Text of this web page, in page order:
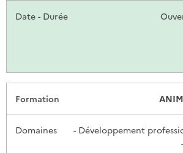
- Développement